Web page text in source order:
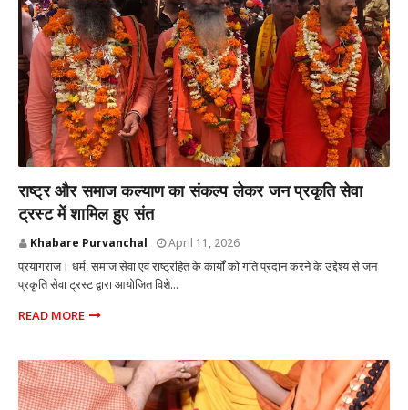
राष्ट्र और समाज कल्याण का संकल्प लेकर जन प्रकृति सेवा
ट्रस्ट में शामिल हुए संत
Khabare Purvanchal April 11, 2026
प्रयागराज। धर्म, समाज सेवा एवं राष्ट्रहित के कार्यों को गति प्रदान करने के उद्देश्य से जन
प्रकृति सेवा ट्रस्ट द्वारा आयोजित विशे...
READ MORE